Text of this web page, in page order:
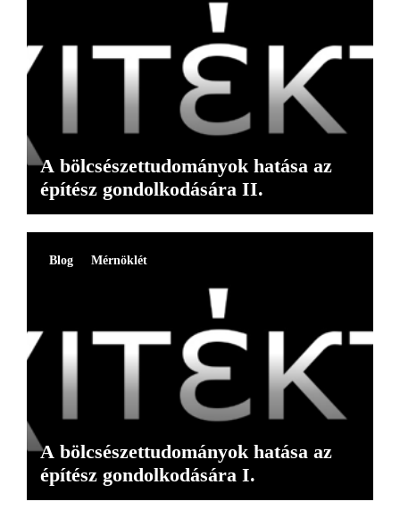
A bölcsészettudományok hatása az
építész gondolkodására II.
Blog Mérnöklét
A bölcsészettudományok hatása az
építész gondolkodására I.